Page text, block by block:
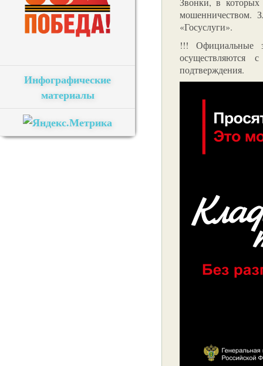
Инфографические
материалы
мошенничеством.
«Госуслуги».
!!! Официальные
подтверждения.